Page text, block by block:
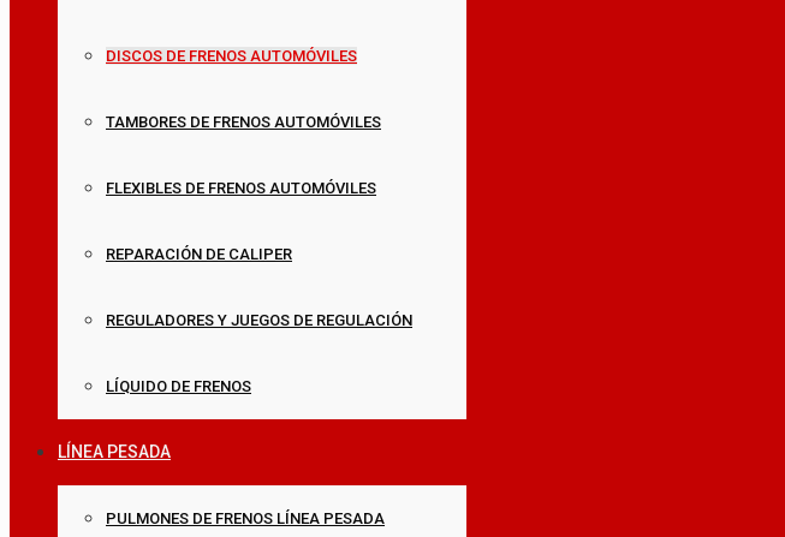
DISCOS DE FRENOS AUTOMÓVILES
TAMBORES DE FRENOS AUTOMÓVILES
FLEXIBLES DE FRENOS AUTOMÓVILES
REPARACIÓN DE CALIPER
REGULADORES Y JUEGOS DE REGULACIÓN
LÍQUIDO DE FRENOS
LÍNEA PESADA
PULMONES DE FRENOS LÍNEA PESADA